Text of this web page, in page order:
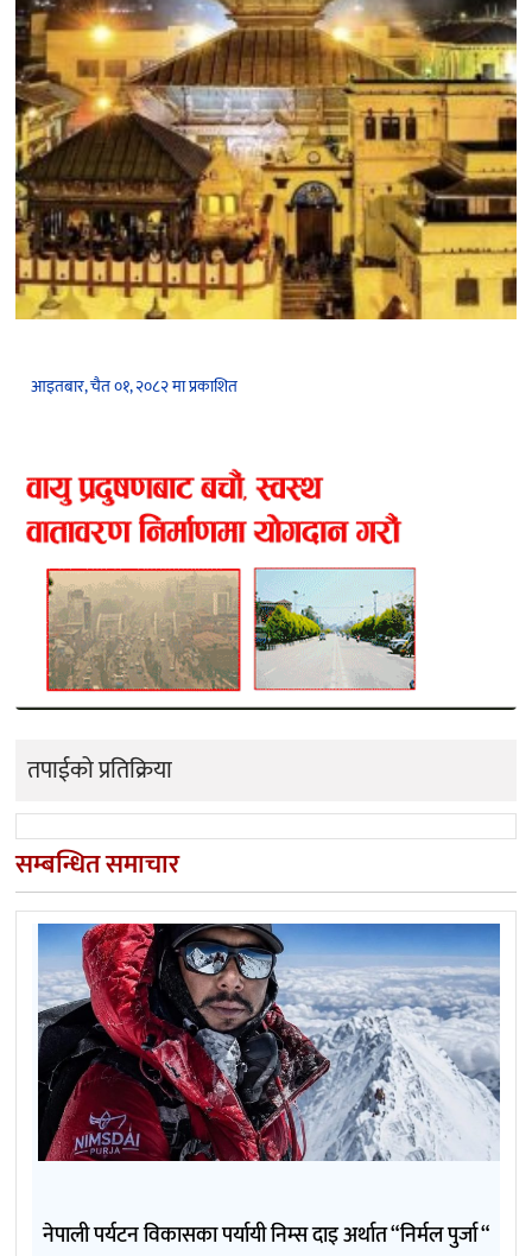
आइतबार, चैत ०१, २०८२ मा प्रकाशित
तपाईको प्रतिक्रिया
सम्बन्धित समाचार
नेपाली पर्यटन विकासका पर्यायी निम्स दाइ अर्थात “निर्मल पुर्जा “